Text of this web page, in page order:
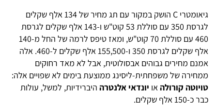
גיאומטרי C הושק במקור עם תג מחיר של 134 אלף שקלים
לגרסת 350 עם סוללת 53 קוט"ש ו-143 אלף שקלים לגרסת
460 עם סוללת 70 קוט"ש, ומאז טיפס לרמה של החל מ-140
אלף שקלים לגרסת 350 ו-155,500 אלף שקלים ל-460. אלה
אמנם מחירים גבוהים אבסולוטית, אבל לא מאד רחוקים
ממחירה של משפחתית-ליסינג ממוצעת בימים לא שפויים אלה:
טויוטה קורולהאו יונדאי אלנטרה היברידיות, למשל, עולות
כבר כ-150 אלף שקלים.